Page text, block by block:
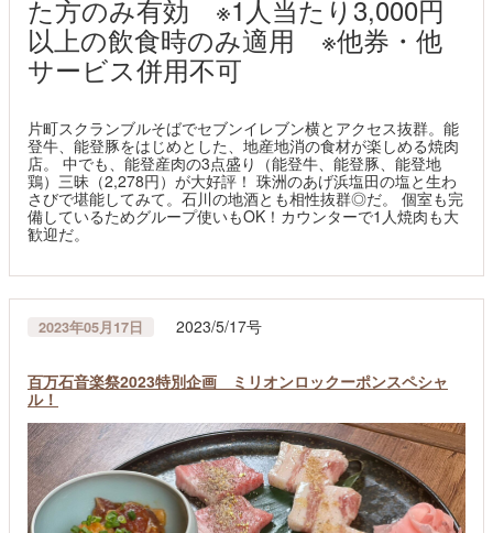
た方のみ有効 ※1人当たり3,000円
以上の飲食時のみ適用 ※他券・他
サービス併用不可
片町スクランブルそばでセブンイレブン横とアクセス抜群。能
登牛、能登豚をはじめとした、地産地消の食材が楽しめる焼肉
店。 中でも、能登産肉の3点盛り（能登牛、能登豚、能登地
鶏）三昧（2,278円）が大好評！ 珠洲のあげ浜塩田の塩と生わ
さびで堪能してみて。石川の地酒とも相性抜群◎だ。 個室も完
備しているためグループ使いもOK！カウンターで1人焼肉も大
歓迎だ。
2023年05月17日 2023/5/17号
百万石音楽祭2023特別企画 ミリオンロックーポンスペシャ
ル！